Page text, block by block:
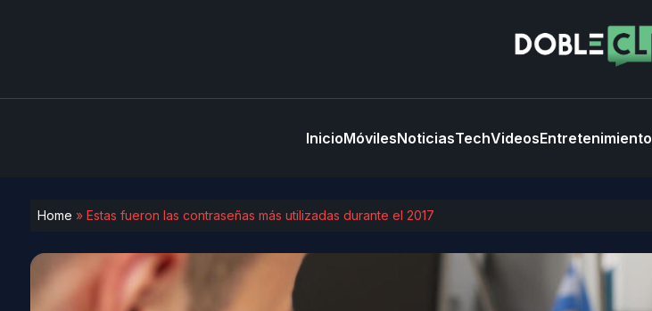
InicioMóvilesNoticiasTechVideosEntretenimiento
Home » Estas fueron las contraseñas más utilizadas durante el 2017